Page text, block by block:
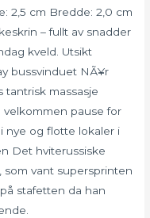
2,5 cm Bredde: 2,0 cm
– fullt av snadder
kveld. Utsikt
bussvinduet NÃ¥r
tantrisk massasje
pause for
nye og flotte lokaler i
Det hviterussiske
som vant supersprinten
stafetten da han